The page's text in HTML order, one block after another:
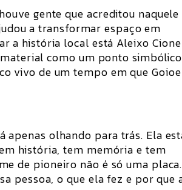
gente que acreditou naquele
a transformar espaço em
a história local está Aleixo
como um ponto
vivo de um tempo em que
apenas olhando para trás. Ela
história, tem memória e tem
de pioneiro não é só uma
pessoa, o que ela fez e por que